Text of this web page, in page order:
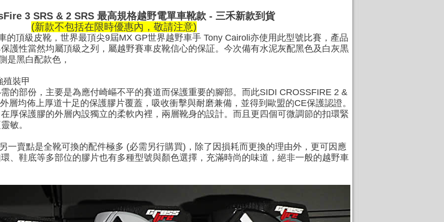
3 SRS & 2 SRS 最高規格越野電單車靴款 - 三禾新款到貨
(新款不包括在限時優惠內，敬請注意)
的頂級皮靴，世界最頂尖9屆MX GP世界越野車手 Tony Cairoli亦使用此型號比賽，產品
護性當然均屬頂級之列，屬越野賽車皮靴信心的保証。今次備有水泥灰配黑色及白灰黒
是黑白配款色，
殖裝甲
的部份，主要是為應付崎嶇不平的賽道而保護重要的腳部。而此SIDI CROSSFIRE 2 &
層均佈上厚道十足的保護膠片覆蓋，吸收衝擊與耐磨兼備，並得到歐盟的CE保護認證。
厚保護膠的外層內設獨立的柔軟內裡，兩層靴身的設計。而且更四個可微調節的扣環緊
敏。
一賣點是全靴可換的配件極多 (必需另行購買)，除了因損耗而更換的理由外，更可因應
、鞋底等多部位的膠片也有多種型號與顏色選擇，充滿時尚的味道，絕非一般的越野車